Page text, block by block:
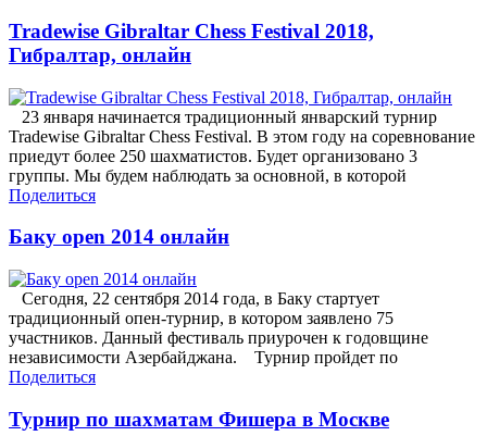
Tradewise Gibraltar Chess Festival 2018,
Гибралтар, онлайн
23 января начинается традиционный январский турнир
Tradewise Gibraltar Chess Festival. В этом году на соревнование
приедут более 250 шахматистов. Будет организовано 3
группы. Мы будем наблюдать за основной, в которой
Поделиться
Баку open 2014 онлайн
Сегодня, 22 сентября 2014 года, в Баку стартует
традиционный опен-турнир, в котором заявлено 75
участников. Данный фестиваль приурочен к годовщине
независимости Азербайджана. Турнир пройдет по
Поделиться
Турнир по шахматам Фишера в Москве